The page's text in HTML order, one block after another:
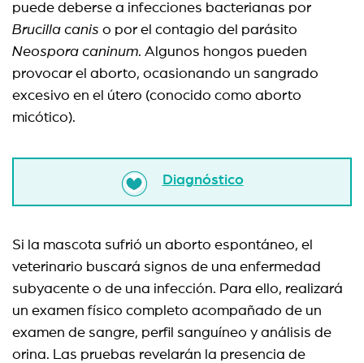
puede deberse a infecciones bacterianas por
Brucilla canis o por el contagio del parásito
Neospora caninum. Algunos hongos pueden
provocar el aborto, ocasionando un sangrado
excesivo en el útero (conocido como aborto
micótico).
Diagnóstico
Si la mascota sufrió un aborto espontáneo, el
veterinario buscará signos de una enfermedad
subyacente o de una infección. Para ello, realizará
un examen físico completo acompañado de un
examen de sangre, perfil sanguíneo y análisis de
orina. Las pruebas revelarán la presencia de